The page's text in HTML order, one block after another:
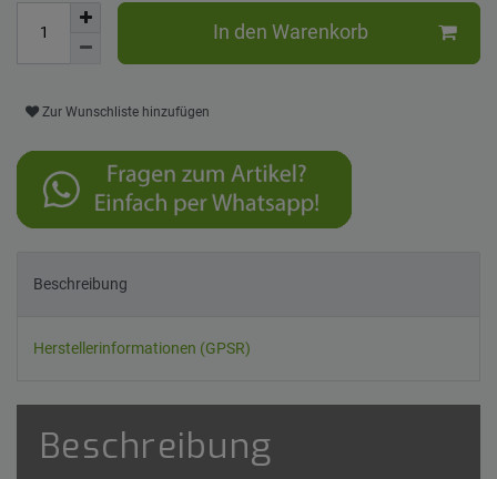
In den Warenkorb
Zur Wunschliste hinzufügen
Beschreibung
Herstellerinformationen (GPSR)
Beschreibung